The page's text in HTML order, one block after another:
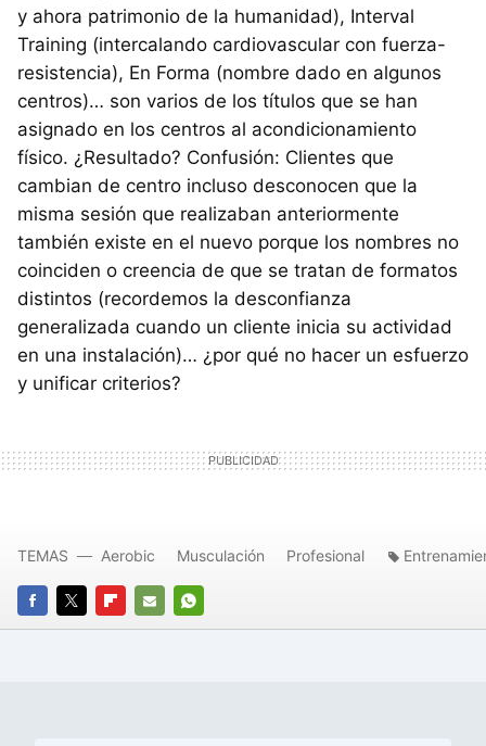
y ahora patrimonio de la humanidad), Interval
Training (intercalando cardiovascular con fuerza-
resistencia), En Forma (nombre dado en algunos
centros)… son varios de los títulos que se han
asignado en los centros al acondicionamiento
físico. ¿Resultado? Confusión: Clientes que
cambian de centro incluso desconocen que la
misma sesión que realizaban anteriormente
también existe en el nuevo porque los nombres no
coinciden o creencia de que se tratan de formatos
distintos (recordemos la desconfianza
generalizada cuando un cliente inicia su actividad
en una instalación)… ¿por qué no hacer un esfuerzo
y unificar criterios?
FACEBOOK
TWITTERFLIPBOARD
E-
WHATSAPP
TEMAS Aerobic Musculación Profesional